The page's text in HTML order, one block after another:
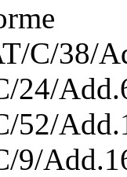
C/38/
24/
52/
9/